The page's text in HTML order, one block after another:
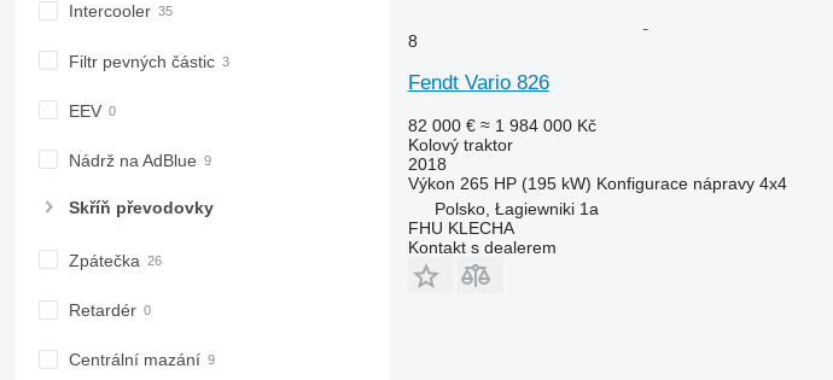
Intercooler
Filtr pevných částic
EEV
Nádrž na AdBlue
Skříň převodovky
Zpátečka
Retardér
Centrální mazání
8
Fendt Vario 826
82 000 € ≈ 1 984 000 Kč
Kolový traktor
2018
Výkon 265 HP (195 kW) Konfigurace nápravy 4x4
Polsko, Łagiewniki 1a
FHU KLECHA
Kontakt s dealerem